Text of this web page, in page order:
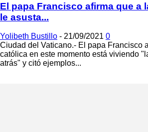
El papa Francisco afirma que a
le asusta...
Yolibeth Bustillo - 21/09/2021 0
Ciudad del Vaticano.- El papa Francisco
católica en este momento está viviendo
atrás" y citó ejemplos...